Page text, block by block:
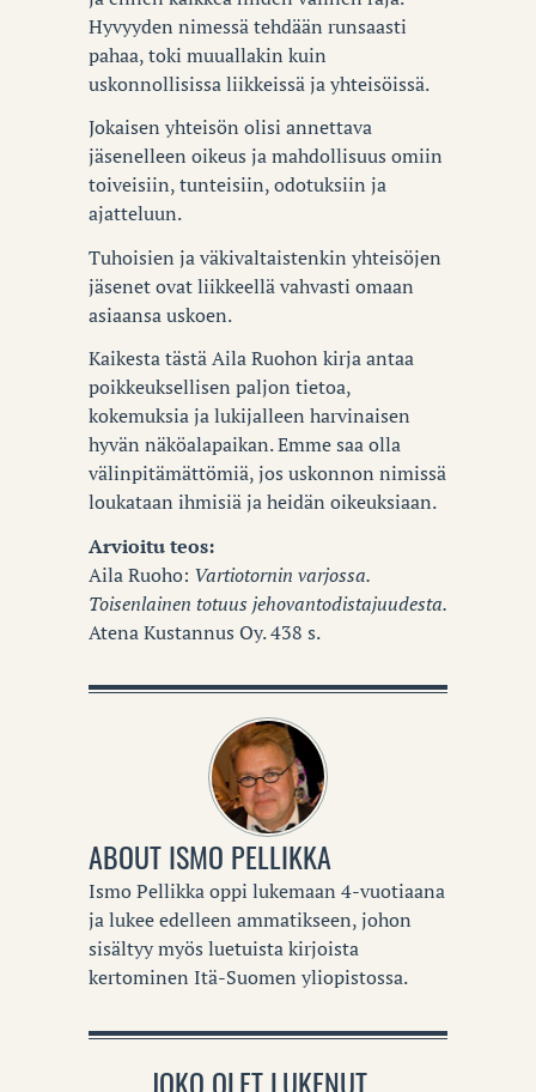
Hyvyyden nimessä tehdään runsaasti
pahaa, toki muuallakin kuin
uskonnollisissa liikkeissä ja yhteisöissä.
Jokaisen yhteisön olisi annettava
jäsenelleen oikeus ja mahdollisuus omiin
toiveisiin, tunteisiin, odotuksiin ja
ajatteluun.
Tuhoisien ja väkivaltaistenkin yhteisöjen
jäsenet ovat liikkeellä vahvasti omaan
asiaansa uskoen.
Kaikesta tästä Aila Ruohon kirja antaa
poikkeuksellisen paljon tietoa,
kokemuksia ja lukijalleen harvinaisen
hyvän näköalapaikan. Emme saa olla
välinpitämättömiä, jos uskonnon nimissä
loukataan ihmisiä ja heidän oikeuksiaan.
Arvioitu teos:
Aila Ruoho: Vartiotornin varjossa.
Toisenlainen totuus jehovantodistajuudesta.
Atena Kustannus Oy. 438 s.
ABOUTISMO PELLIKKA
Ismo Pellikka oppi lukemaan 4-vuotiaana
ja lukee edelleen ammatikseen, johon
sisältyy myös luetuista kirjoista
kertominen Itä-Suomen yliopistossa.
JOKO OLET LUKENUT...